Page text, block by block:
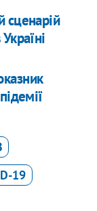
сценарій
19